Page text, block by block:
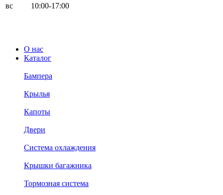
вс
10:00-17:00
О нас
Каталог
Бампера
Крылья
Капоты
Двери
Система охлаждения
Крышки багажника
Тормозная система